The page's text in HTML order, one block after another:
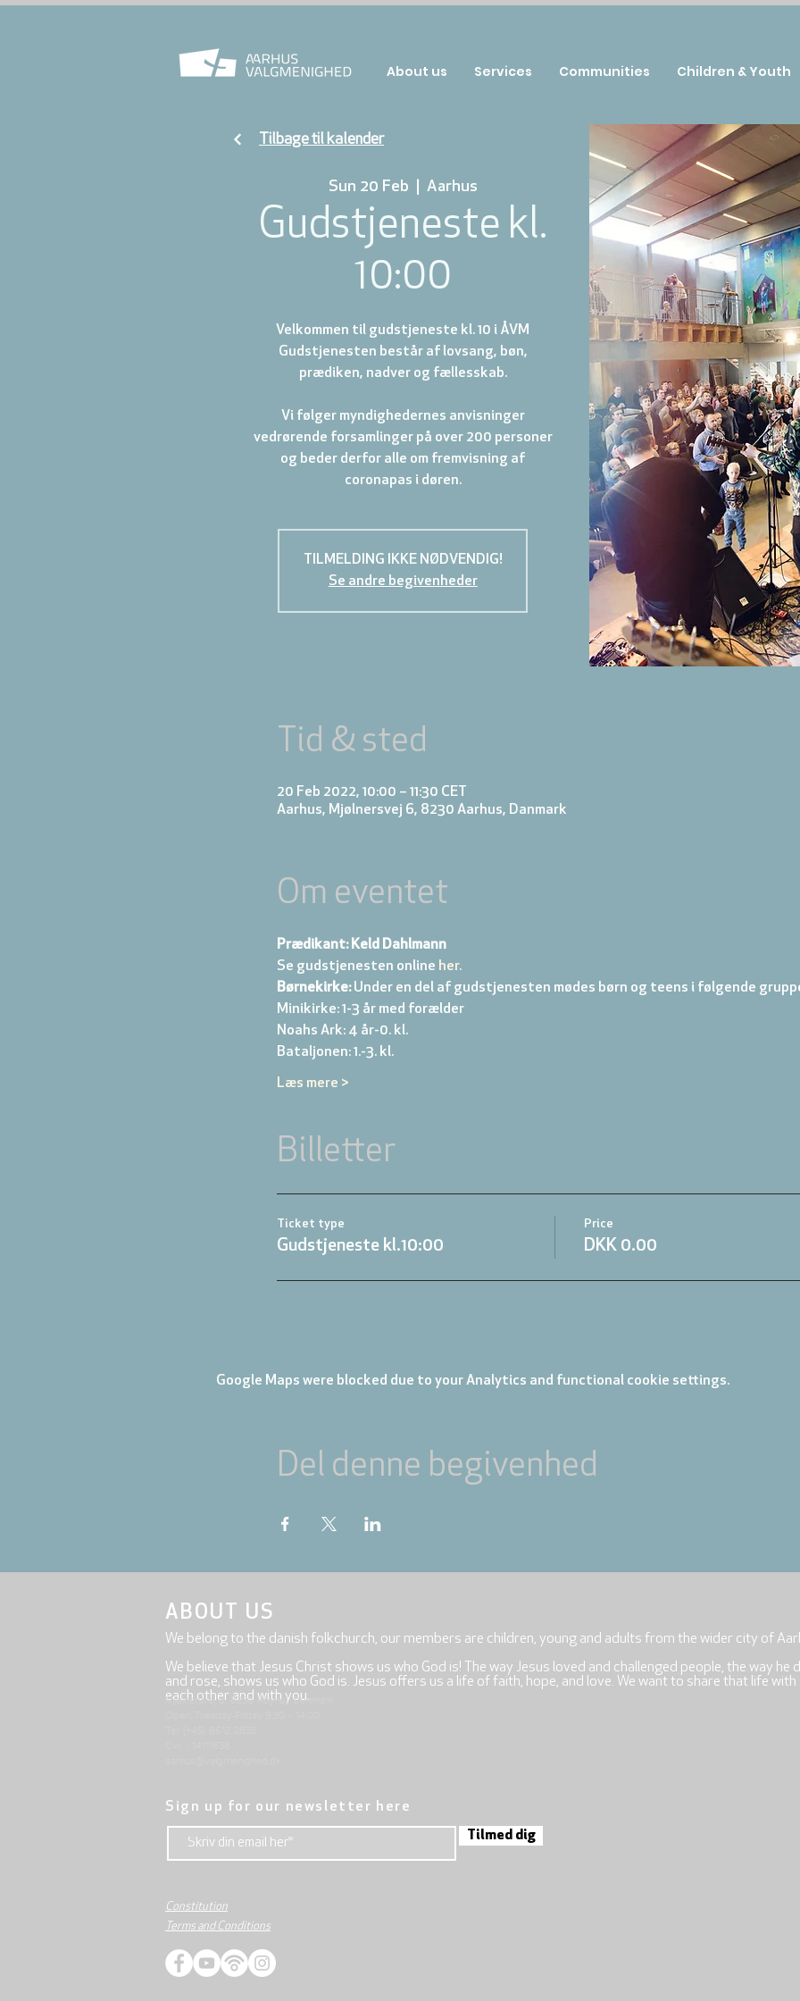
Sun 20 Feb Aarhus
Gudstjeneste kl.
10:00
Velkommen til gudstjeneste kl. 10 i ÅVM
Gudstjenesten består af lovsang, bøn,
prædiken, nadver og fællesskab.
Vi følger myndighedernes anvisninger
vedrørende forsamlinger på over 200 personer
og beder derfor alle om fremvisning af
coronapas i døren.
TILMELDING IKKE NØDVENDIG!
Se andre begivenheder
Tid & sted
20 Feb 2022, 10:00 – 11:30 CET
Aarhus, Mjølnersvej 6, 8230 Aarhus, Danmark
Om eventet
Prædikant: Keld Dahlmann
Se gudstjenesten online her.
Børnekirke: Under en del af gudstjenesten mødes børn og teens i følgende
Minikirke: 1-3 år med forælder
Noahs Ark: 4 år-0. kl.
Bataljonen: 1.-3. kl.
Læs mere >
Billetter
Ticket type
Gudstjeneste kl.10:00
Price
DKK 0.00
Google Maps were blocked due to your Analytics and functional cookie settings.
Del denne begivenhed
Tilbage til kalender
About us Services Communities Children & Youth
ABOUT US
We belong to the danish folkchurch, our members are children, young and adults from the wider city of
We believe that Jesus Christ shows us who God is! The way Jesus loved and challenged people, the way he
and rose, shows us who God is. Jesus offers us a life of faith, hope, and love. We want to share that life with
each other and with you.
Mjølnersvej 6, 8230 Åbyhøj, Denmark
Sign up for our newsletter here
Tilmed dig
Constitution
Terms and Conditions